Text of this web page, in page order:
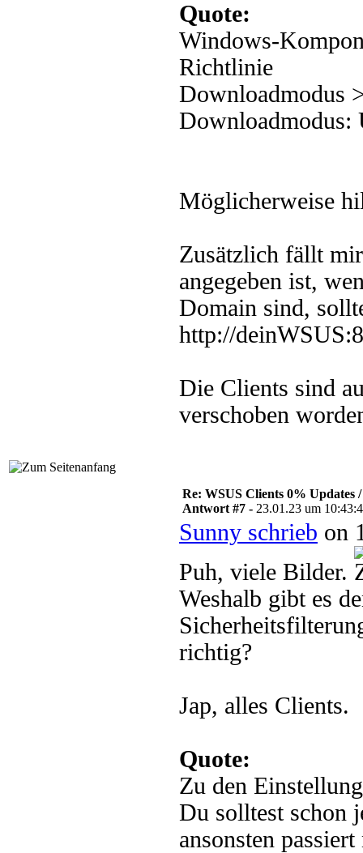
Quote:
Windows-
Richtlinie
Downloadmodus
Downloadmodus:
Möglicherweise
Zusätzlich fällt
angegeben ist,
Domain sind,
http://
Die Clients sind
verschoben
Re: WSUS Clients 0% Updates
Antwort #7 - 23.01.23 um
Sunny schrieb on
Puh, viele Bilder.
Weshalb gibt es
richtig?
Jap, alles Clients.
Quote:
Zu den
Du solltest schon
ansonsten